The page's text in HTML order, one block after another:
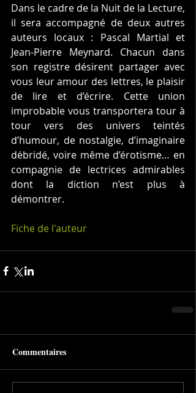
Dans le cadre de la Nuit de la Lecture,
il sera accompagné de deux autres
auteurs locaux : Pascal Martial et
Jean-Pierre Meynard. Chacun dans
son registre désirent partager avec
vous leur amour des lettres, le plaisir
de lire et d’écrire. Cette union
improbable vous transportera tour à
tour vers des univers teintés
d’humour, de nostalgie, d’imaginaire
débridé, voire même d’érotisme… en
compagnie de lectrices admirables
dont la diction n’est plus à
démontrer.
Fiche de l'auteur
Commentaires